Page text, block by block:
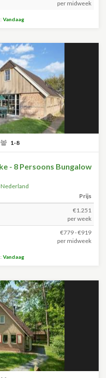
per midweek
Vandaag
1-8
- 8 Persoons Bungalow
Nederland
Prijs
€1.251
per week
€779 - €919
per midweek
Vandaag